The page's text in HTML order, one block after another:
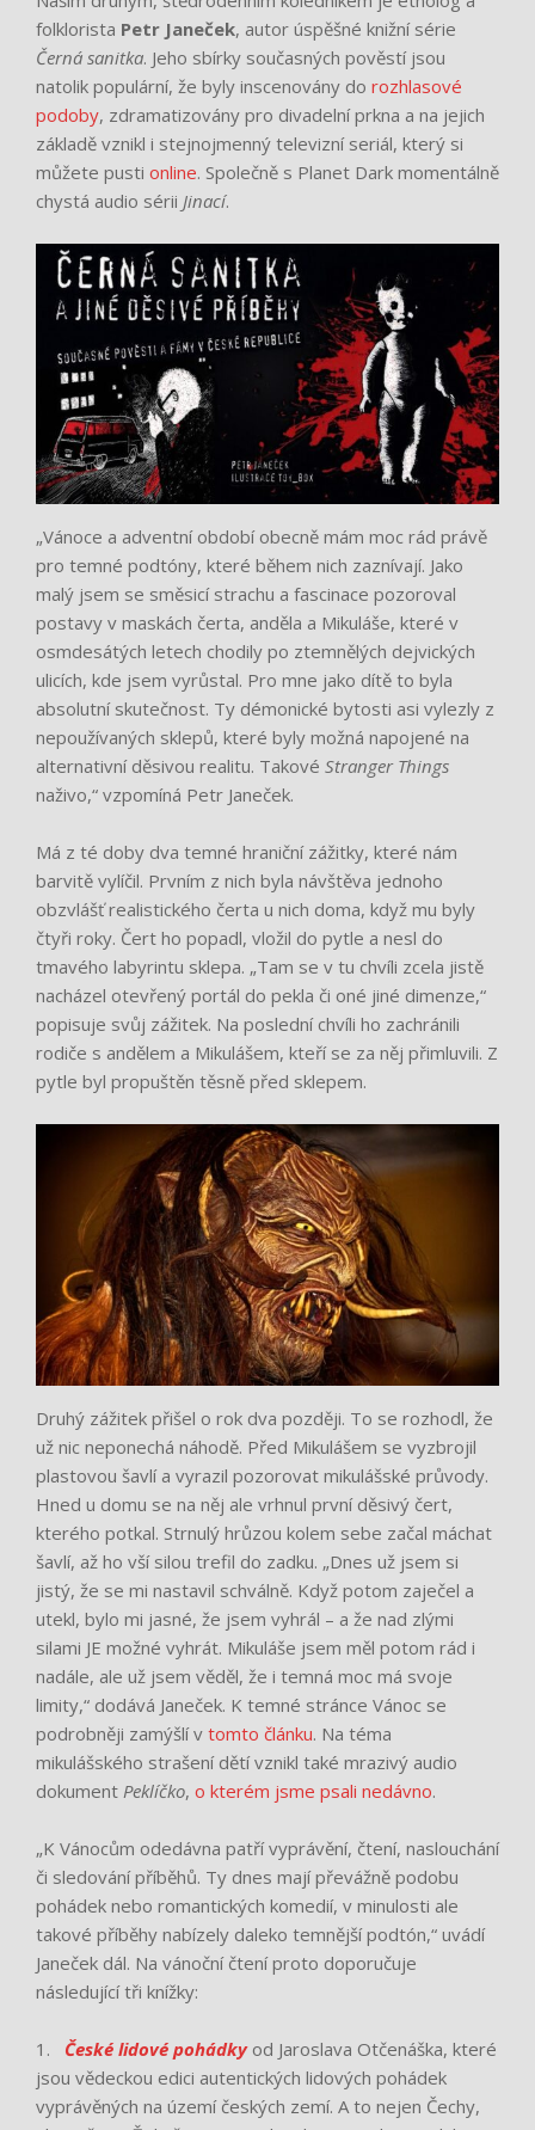
folklorista Petr Janeček, autor úspěšné knižní série
Černá sanitka. Jeho sbírky současných pověstí jsou
natolik populární, že byly inscenovány do rozhlasové
podoby, zdramatizovány pro divadelní prkna a na jejich
základě vznikl i stejnojmenný televizní seriál, který si
můžete pusti online. Společně s Planet Dark momentálně
chystá audio sérii Jinací.
„Vánoce a adventní období obecně mám moc rád právě
pro temné podtóny, které během nich zaznívají. Jako
malý jsem se směsicí strachu a fascinace pozoroval
postavy v maskách čerta, anděla a Mikuláše, které v
osmdesátých letech chodily po ztemnělých dejvických
ulicích, kde jsem vyrůstal. Pro mne jako dítě to byla
absolutní skutečnost. Ty démonické bytosti asi vylezly z
nepoužívaných sklepů, které byly možná napojené na
alternativní děsivou realitu. Takové Stranger Things
naživo,“ vzpomíná Petr Janeček.
Má z té doby dva temné hraniční zážitky, které nám
barvitě vylíčil. Prvním z nich byla návštěva jednoho
obzvlášť realistického čerta u nich doma, když mu byly
čtyři roky. Čert ho popadl, vložil do pytle a nesl do
tmavého labyrintu sklepa. „Tam se v tu chvíli zcela jistě
nacházel otevřený portál do pekla či oné jiné dimenze,“
popisuje svůj zážitek. Na poslední chvíli ho zachránili
rodiče s andělem a Mikulášem, kteří se za něj přimluvili. Z
pytle byl propuštěn těsně před sklepem.
Druhý zážitek přišel o rok dva později. To se rozhodl, že
už nic neponechá náhodě. Před Mikulášem se vyzbrojil
plastovou šavlí a vyrazil pozorovat mikulášské průvody.
Hned u domu se na něj ale vrhnul první děsivý čert,
kterého potkal. Strnulý hrůzou kolem sebe začal máchat
šavlí, až ho vší silou trefil do zadku. „Dnes už jsem si
jistý, že se mi nastavil schválně. Když potom zaječel a
utekl, bylo mi jasné, že jsem vyhrál – a že nad zlými
silami JE možné vyhrát. Mikuláše jsem měl potom rád i
nadále, ale už jsem věděl, že i temná moc má svoje
limity,“ dodává Janeček. K temné stránce Vánoc se
podrobněji zamýšlí v tomto článku. Na téma
mikulášského strašení dětí vznikl také mrazivý audio
dokument Peklíčko, o kterém jsme psali nedávno.
„K Vánocům odedávna patří vyprávění, čtení, naslouchání
či sledování příběhů. Ty dnes mají převážně podobu
pohádek nebo romantických komedií, v minulosti ale
takové příběhy nabízely daleko temnější podtón,“ uvádí
Janeček dál. Na vánoční čtení proto doporučuje
následující tři knížky:
1. České lidové pohádkyod Jaroslava Otčenáška, které
jsou vědeckou edici autentických lidových pohádek
vyprávěných na území českých zemí. A to nejen Čechy,